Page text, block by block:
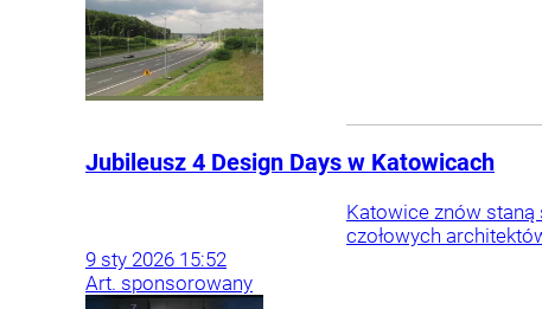
Jubileusz 4 Design Days w Katowicach
Katowice znów staną
czołowych
9 sty 2026 15:52
Art. sponsorowany